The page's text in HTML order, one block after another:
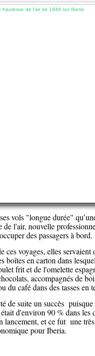
vols "longue durée"
de l'air, nouvelle
des passagers à bord.
ces voyages, elles servaient
boîtes en carton dans
frit et de l'omelette
accompagnés de
du café dans des tasses en
de suite un succès
d'environ 90 % dans les
lancement, et ce fut une
pour Iberia.